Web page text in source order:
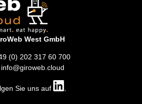
West GmbH
(0) 202 317 60 700
info@giroweb.cloud
Sie uns auf